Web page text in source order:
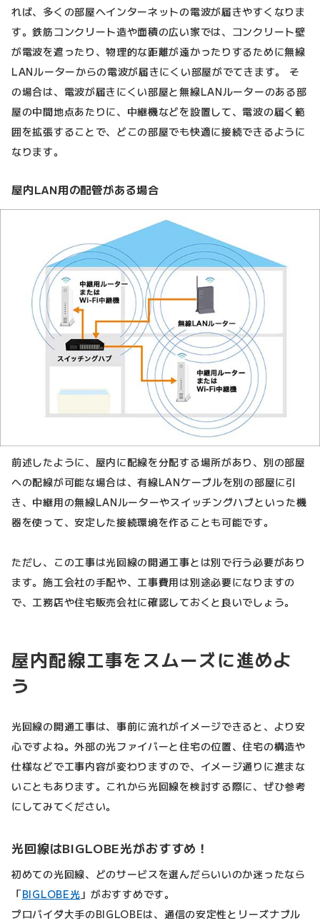
れば、多くの部屋へインターネットの電波が届きやすくなりま
す。鉄筋コンクリート造や面積の広い家では、コンクリート壁
が電波を遮ったり、物理的な距離が遠かったりするために無線
LANルーターからの電波が届きにくい部屋がでてきます。 そ
の場合は、電波が届きにくい部屋と無線LANルーターのある部
屋の中間地点あたりに、中継機などを設置して、電波の届く範
囲を拡張することで、どこの部屋でも快適に接続できるように
なります。
屋内LAN用の配管がある場合
前述したように、屋内に配線を分配する場所があり、別の部屋
への配線が可能な場合は、有線LANケーブルを別の部屋に引
き、中継用の無線LANルーターやスイッチングハブといった機
器を使って、安定した接続環境を作ることも可能です。
ただし、この工事は光回線の開通工事とは別で行う必要があり
ます。施工会社の手配や、工事費用は別途必要になりますの
で、工務店や住宅販売会社に確認しておくと良いでしょう。
屋内配線工事をスムーズに進めよ
う
光回線の開通工事は、事前に流れがイメージできると、より安
心ですよね。外部の光ファイバーと住宅の位置、住宅の構造や
仕様などで工事内容が変わりますので、イメージ通りに進まな
いこともあります。これから光回線を検討する際に、ぜひ参考
にしてみてください。
光回線はBIGLOBE光がおすすめ！
初めての光回線、どのサービスを選んだらいいのか迷ったなら
「BIGLOBE光 」がおすすめです。
プロバイダ大手のBIGLOBEは、通信の安定性とリーズナブル